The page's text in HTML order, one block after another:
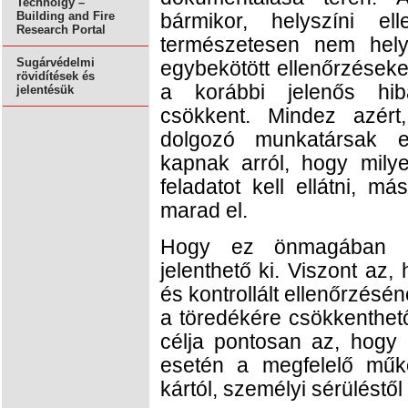
Building and Fire
Research Portal
Sugárvédelmi
rövidítések és
jelentésük
bármikor, helyszíni
természetesen nem
egybekötött
a korábbi jelenős
csökkent. Mindez
dolgozó munkatársak
kapnak arról, hogy
feladatot kell ellátni,
marad el.
Hogy ez önmagában
jelenthető ki. Viszont az,
és kontrollált
a töredékére
célja pontosan az, hogy
esetén a megfelelő
kártól, személyi